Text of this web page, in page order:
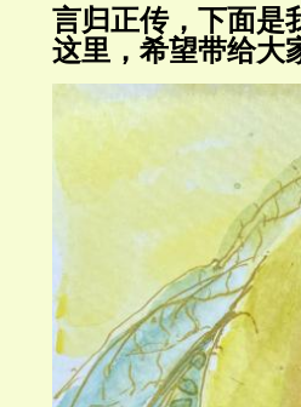
言归正传，下面是
这里，希望带给大